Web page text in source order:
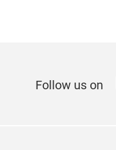
Follow us on